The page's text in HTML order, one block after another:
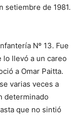
setiembre de 1981.
Nº 13. Fue
llevó a un careo
a Omar Paitta.
varias veces a
determinado
que no sintió